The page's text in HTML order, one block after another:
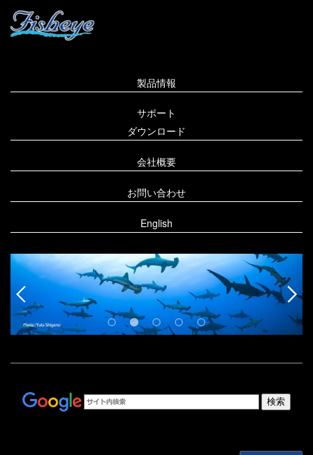
製品情報
サポート
ダウンロード
会社概要
お問い合わせ
English